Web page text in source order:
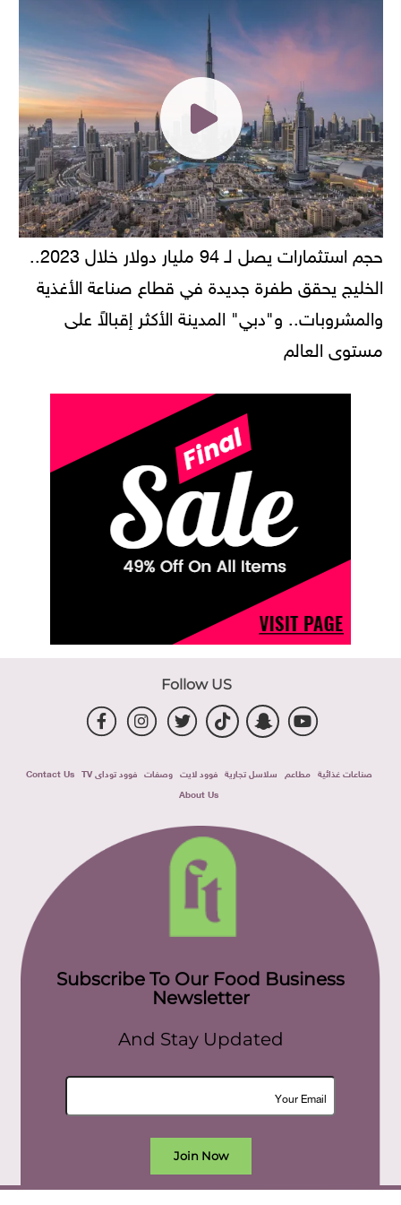
الخليج يحقق طفرة جديدة في قطاع صناعة الأغذية
والمشروبات.. و"دبي" المدينة الأكثر إقبالاً على
مستوى العالم
Follow US
صناعات غذائية مطاعم سلاسل تجارية فوود لايت وصفات فوود توداى TV
Contact Us
About Us
Subscribe To Our Food Business
Newsletter
And Stay Updated
Join Now